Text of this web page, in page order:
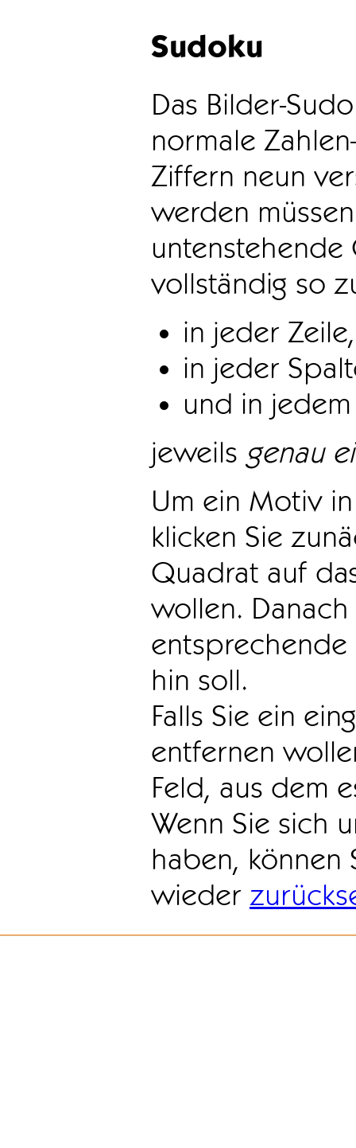
Sudoku
Das Bilder-
normale
Ziffern neun
werden
vollständig so
in jeder Zeile,
in jeder
und in
jeweils genau
Um ein Motiv
klicken Sie
Quadrat auf
wollen.
hin soll.
Falls Sie ein
entfernen
Feld, aus dem
Wenn Sie sich
haben, können
wieder